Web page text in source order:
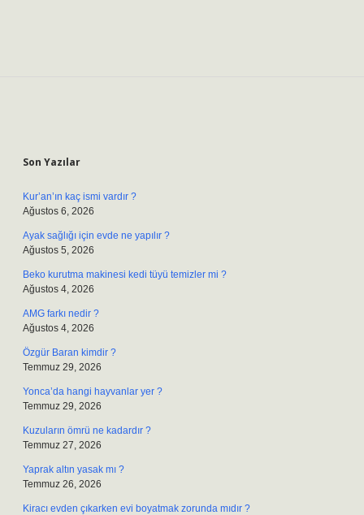
Son Yazılar
Kur’an’ın kaç ismi vardır ?
Ağustos 6, 2026
Ayak sağlığı için evde ne yapılır ?
Ağustos 5, 2026
Beko kurutma makinesi kedi tüyü temizler mi ?
Ağustos 4, 2026
AMG farkı nedir ?
Ağustos 4, 2026
Özgür Baran kimdir ?
Temmuz 29, 2026
Yonca’da hangi hayvanlar yer ?
Temmuz 29, 2026
Kuzuların ömrü ne kadardır ?
Temmuz 27, 2026
Yaprak altın yasak mı ?
Temmuz 26, 2026
Kiracı evden çıkarken evi boyatmak zorunda mıdır ?